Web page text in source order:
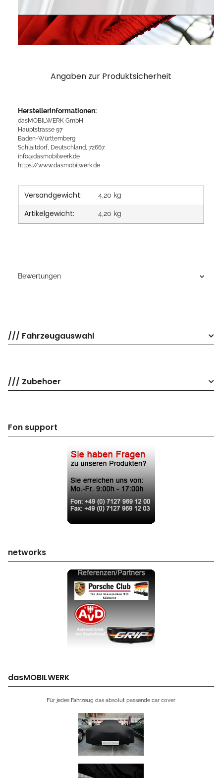
Angaben zur Produktsicherheit
Herstellerinformationen:
dasMOBILWERK GmbH
Hauptstrasse 97
Baden-Württemberg
Schlaitdorf, Deutschland, 72667
info@dasmobilwerk.de
https://www.dasmobilwerk.de
Versandgewicht: 4,20 kg
Artikelgewicht: 4,20 kg
Bewertungen
/// Fahrzeugauswahl
/// Zubehoer
Fon support
networks
dasMOBILWERK
Für jedes Fahrzeug das absolut passende car cover